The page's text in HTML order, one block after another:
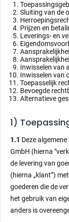
Sluiting van de
Prijzen en
Leverings- en
Inwisselen van
Inwisselen van
Toepasselijk
Bevoegde
Alternatieve
1)
1.1 Deze
GmbH (hierna
de levering van
(hierna „klant”)
goederen die de
het gebruik van
anders is